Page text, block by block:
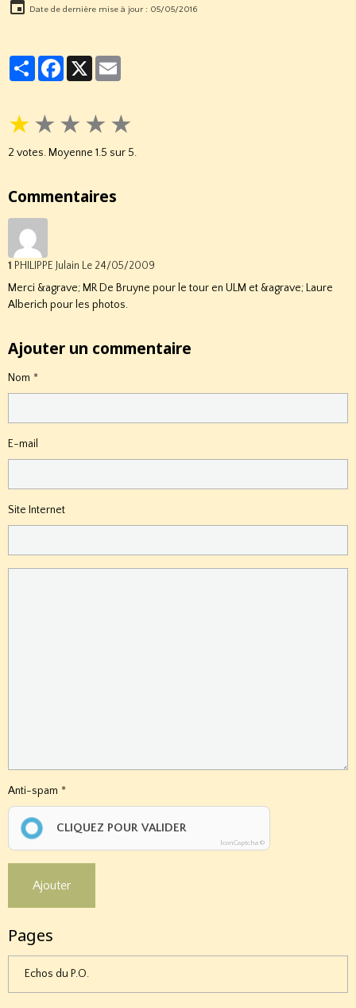
Date de dernière mise à jour : 05/05/2016
PartagerFacebook
X
★ ★ ★ ★ ★
2 votes. Moyenne 1.5 sur 5.
Commentaires
1 PHILIPPE Julain Le 24/05/2009
Merci &agrave; MR De Bruyne pour le tour en ULM et &agrave; Laure
Alberich pour les photos.
Ajouter un commentaire
Nom
E-mail
Site Internet
Anti-spam
CLIQUEZ POUR VALIDER
IconCaptcha ©
Ajouter
Pages
Echos du P.O.